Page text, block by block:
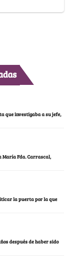
que investigaba a su jefe,
María Fda. Carrascal,
la puerta por la que
después de haber sido